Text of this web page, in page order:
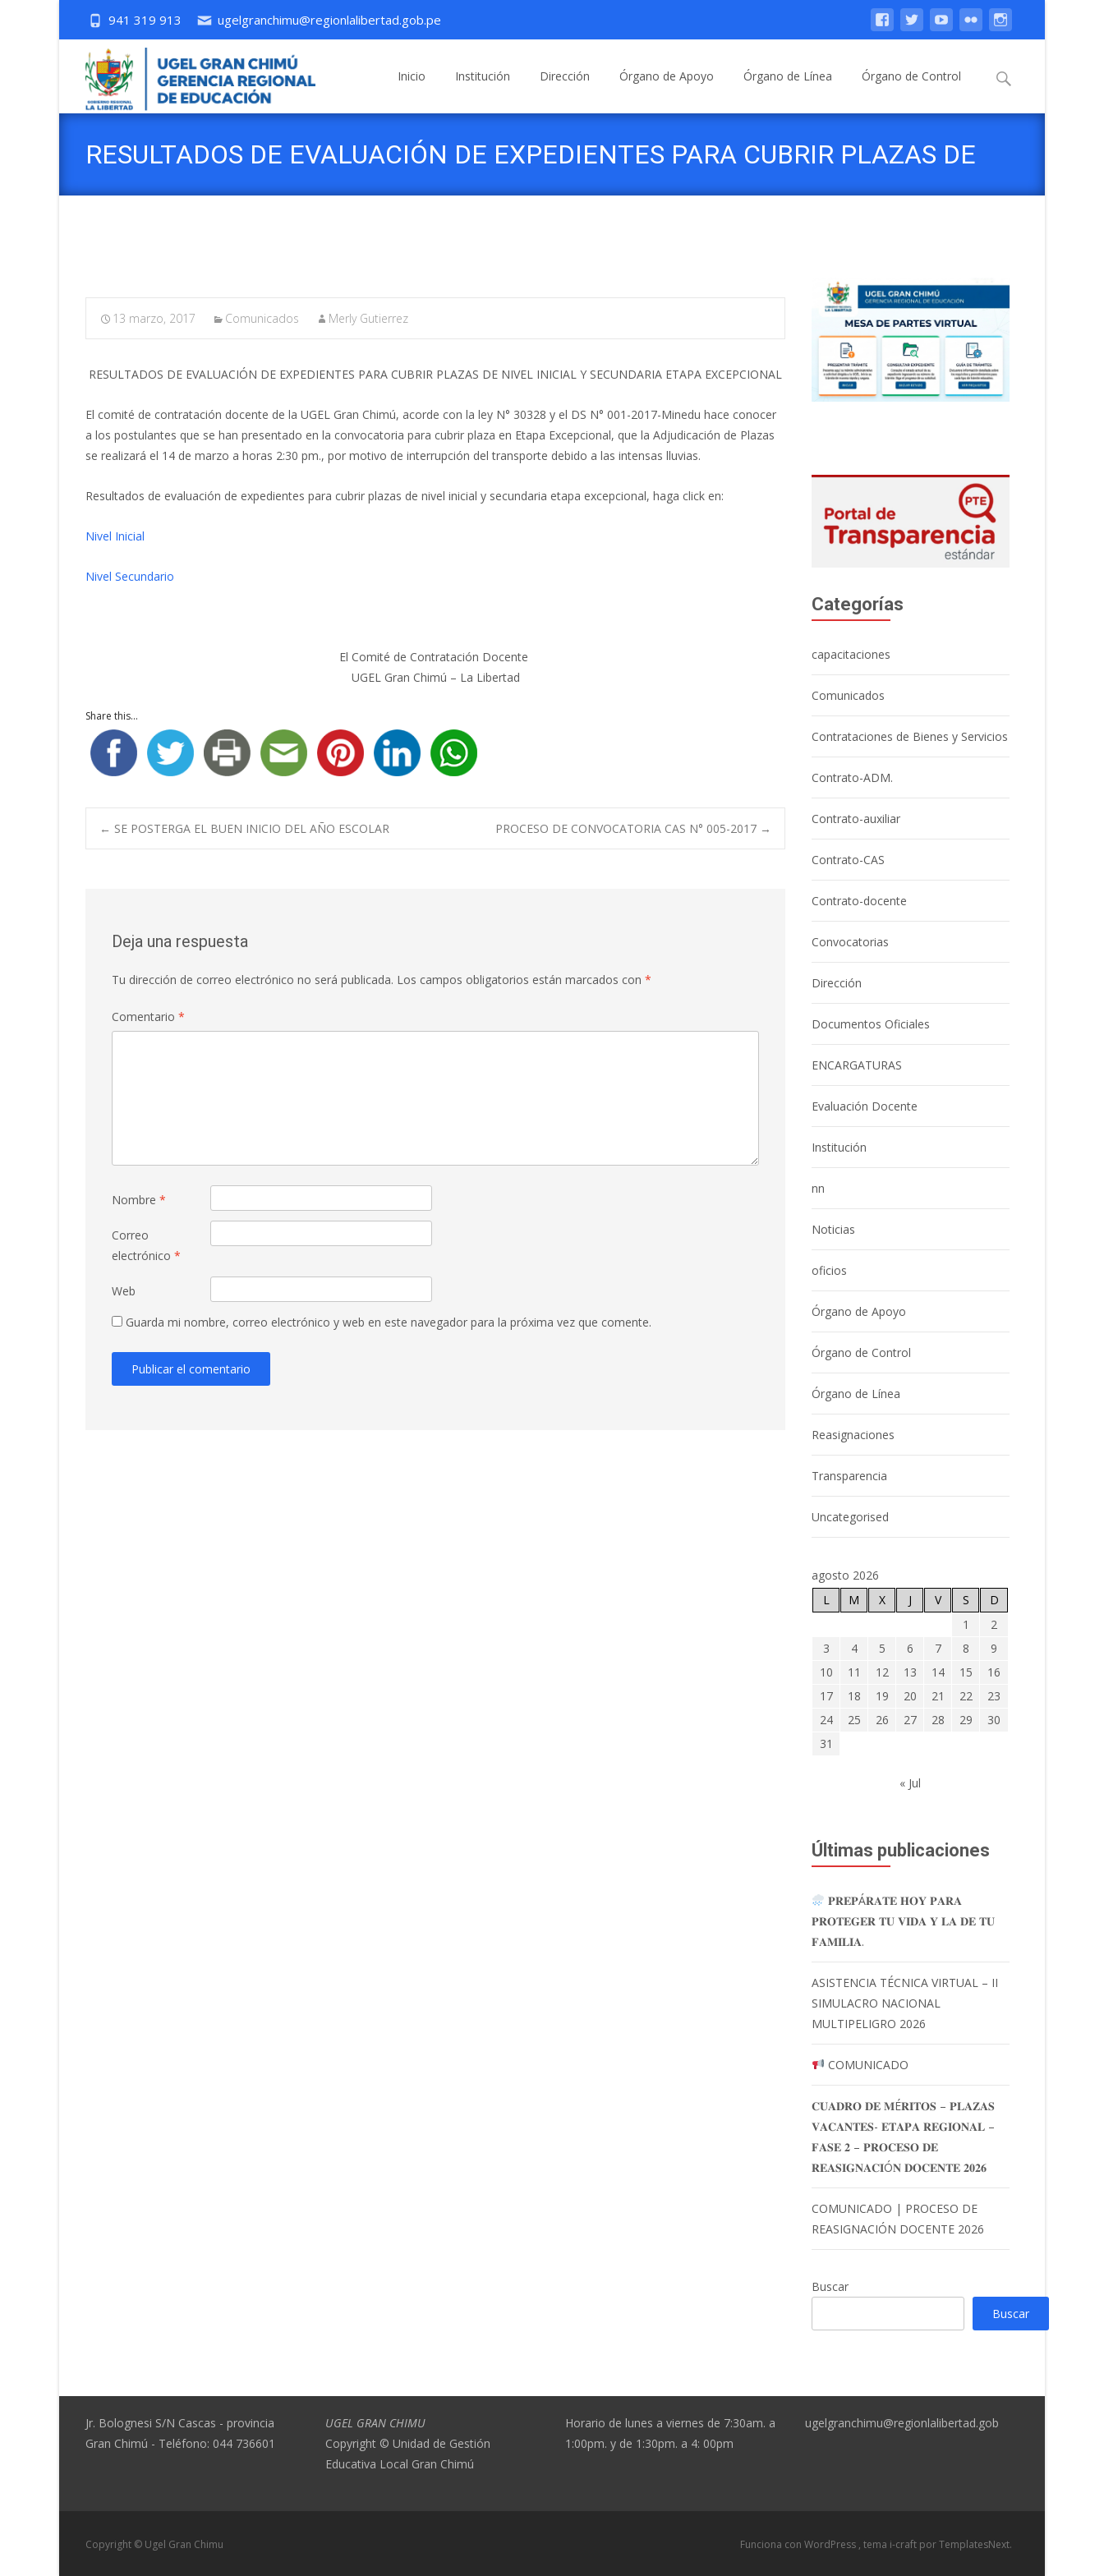
941 319 913 ugelgranchimu@regionlalibertad.gob.pe
Inicio Institución Dirección Órgano de Apoyo Órgano de Línea Órgano de Control Buscar:
RESULTADOS DE EVALUACIÓN DE EXPEDIENTES PARA CUBRIR PLAZAS DE
13 marzo, 2017 Comunicados Merly Gutierrez
RESULTADOS DE EVALUACIÓN DE EXPEDIENTES PARA CUBRIR PLAZAS DE NIVEL INICIAL Y SECUNDARIA ETAPA EXCEPCIONAL
El comité de contratación docente de la UGEL Gran Chimú, acorde con la ley N° 30328 y el DS N° 001-2017-Minedu hace conocer
a los postulantes que se han presentado en la convocatoria para cubrir plaza en Etapa Excepcional, que la Adjudicación de Plazas
se realizará el 14 de marzo a horas 2:30 pm., por motivo de interrupción del transporte debido a las intensas lluvias.
Resultados de evaluación de expedientes para cubrir plazas de nivel inicial y secundaria etapa excepcional, haga click en:
Nivel Inicial
Nivel Secundario
El Comité de Contratación Docente
UGEL Gran Chimú – La Libertad
Share this...
Navegación
entradas
← SE POSTERGA EL BUEN INICIO DEL AÑO ESCOLAR PROCESO DE CONVOCATORIA CAS N° 005-2017 →
Deja una respuesta
Tu dirección de correo electrónico no será publicada. Los campos obligatorios están marcados con *
Comentario *
Nombre *
Correo
electrónico *
Web
Guarda mi nombre, correo electrónico y web en este navegador para la próxima vez que comente.
Categorías
capacitaciones
Comunicados
Contrataciones de Bienes y Servicios
Contrato-ADM.
Contrato-auxiliar
Contrato-CAS
Contrato-docente
Convocatorias
Dirección
Documentos Oficiales
ENCARGATURAS
Evaluación Docente
Institución
nn
Noticias
oficios
Órgano de Apoyo
Órgano de Control
Órgano de Línea
Reasignaciones
Transparencia
Uncategorised
agosto 2026
L
M X J V S
D
1
2
3
4 5 6 7 8
9
10
11 12 13 14 15
16
17
18 19 20 21 22
23
24
25 26 27 28 29
30
31
« Jul
Últimas publicaciones
𝐏𝐑𝐄𝐏Á𝐑𝐀𝐓𝐄 𝐇𝐎𝐘 𝐏𝐀𝐑𝐀
𝐏𝐑𝐎𝐓𝐄𝐆𝐄𝐑 𝐓𝐔 𝐕𝐈𝐃𝐀 𝐘 𝐋𝐀 𝐃𝐄 𝐓𝐔
𝐅𝐀𝐌𝐈𝐋𝐈𝐀.
ASISTENCIA TÉCNICA VIRTUAL – II
SIMULACRO NACIONAL
MULTIPELIGRO 2026
COMUNICADO
𝐂𝐔𝐀𝐃𝐑𝐎 𝐃𝐄 𝐌É𝐑𝐈𝐓𝐎𝐒 – 𝐏𝐋𝐀𝐙𝐀𝐒
𝐕𝐀𝐂𝐀𝐍𝐓𝐄𝐒- 𝐄𝐓𝐀𝐏𝐀 𝐑𝐄𝐆𝐈𝐎𝐍𝐀𝐋 –
𝐅𝐀𝐒𝐄 𝟐 – 𝐏𝐑𝐎𝐂𝐄𝐒𝐎 𝐃𝐄
𝐑𝐄𝐀𝐒𝐈𝐆𝐍𝐀𝐂𝐈Ó𝐍 𝐃𝐎𝐂𝐄𝐍𝐓𝐄 𝟐𝟎𝟐𝟔
COMUNICADO | PROCESO DE
REASIGNACIÓN DOCENTE 2026
Buscar
Buscar
Jr. Bolognesi S/N Cascas - provincia
Gran Chimú - Teléfono: 044 736601
UGEL GRAN CHIMU
Copyright © Unidad de Gestión
Educativa Local Gran Chimú
Horario de lunes a viernes de 7:30am. a
1:00pm. y de 1:30pm. a 4: 00pm
ugelgranchimu@regionlalibertad.gob
Copyright © Ugel Gran Chimu Funciona con WordPress , tema i-craft por TemplatesNext.